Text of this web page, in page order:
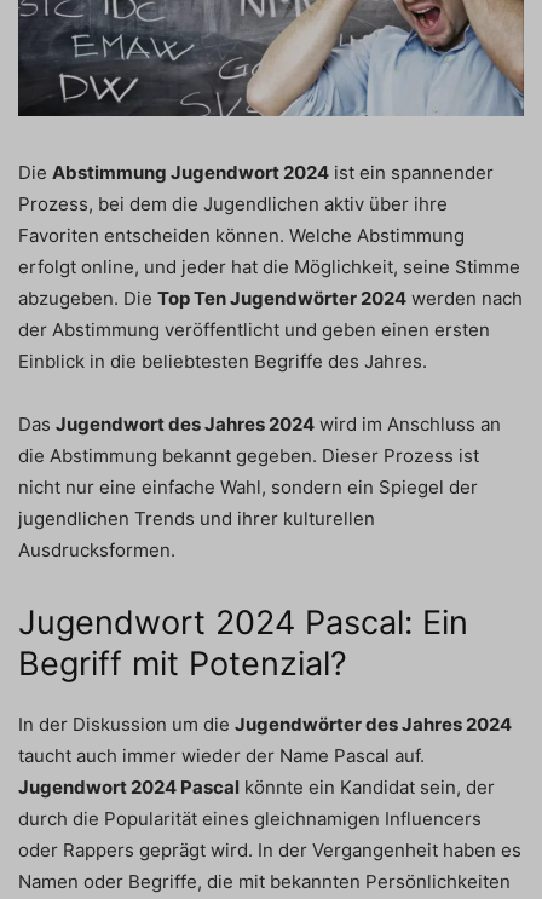
Die Abstimmung Jugendwort 2024 ist ein spannender
Prozess, bei dem die Jugendlichen aktiv über ihre
Favoriten entscheiden können. Welche Abstimmung
erfolgt online, und jeder hat die Möglichkeit, seine Stimme
abzugeben. Die Top Ten Jugendwörter 2024 werden nach
der Abstimmung veröffentlicht und geben einen ersten
Einblick in die beliebtesten Begriffe des Jahres.
Das Jugendwort des Jahres 2024 wird im Anschluss an
die Abstimmung bekannt gegeben. Dieser Prozess ist
nicht nur eine einfache Wahl, sondern ein Spiegel der
jugendlichen Trends und ihrer kulturellen
Ausdrucksformen.
Jugendwort 2024 Pascal: Ein
Begriff mit Potenzial?
In der Diskussion um die Jugendwörter des Jahres 2024
taucht auch immer wieder der Name Pascal auf.
Jugendwort 2024 Pascal könnte ein Kandidat sein, der
durch die Popularität eines gleichnamigen Influencers
oder Rappers geprägt wird. In der Vergangenheit haben es
Namen oder Begriffe, die mit bekannten Persönlichkeiten